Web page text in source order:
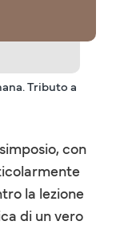
Tributo a
con
la lezione
di un vero